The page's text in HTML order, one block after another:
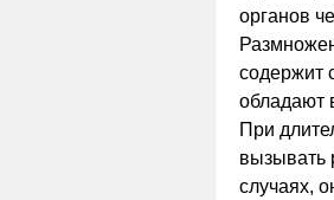
органов
содержит
обладают
При
вызывать
случаях,